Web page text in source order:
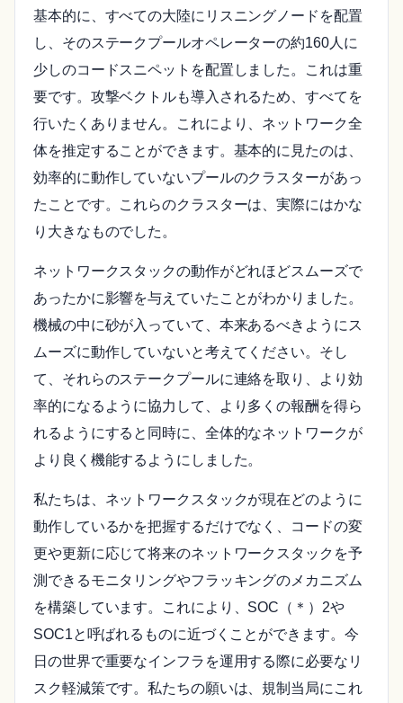
基本的に、すべての大陸にリスニングノードを配置
し、そのステークプールオペレーターの約160人に
少しのコードスニペットを配置しました。これは重
要です。攻撃ベクトルも導入されるため、すべてを
行いたくありません。これにより、ネットワーク全
体を推定することができます。基本的に見たのは、
効率的に動作していないプールのクラスターがあっ
たことです。これらのクラスターは、実際にはかな
り大きなものでした。
ネットワークスタックの動作がどれほどスムーズで
あったかに影響を与えていたことがわかりました。
機械の中に砂が入っていて、本来あるべきようにス
ムーズに動作していないと考えてください。そし
て、それらのステークプールに連絡を取り、より効
率的になるように協力して、より多くの報酬を得ら
れるようにすると同時に、全体的なネットワークが
より良く機能するようにしました。
私たちは、ネットワークスタックが現在どのように
動作しているかを把握するだけでなく、コードの変
更や更新に応じて将来のネットワークスタックを予
測できるモニタリングやフラッキングのメカニズム
を構築しています。これにより、SOC（＊）2や
SOC1と呼ばれるものに近づくことができます。今
日の世界で重要なインフラを運用する際に必要なリ
スク軽減策です。私たちの願いは、規制当局にこれ